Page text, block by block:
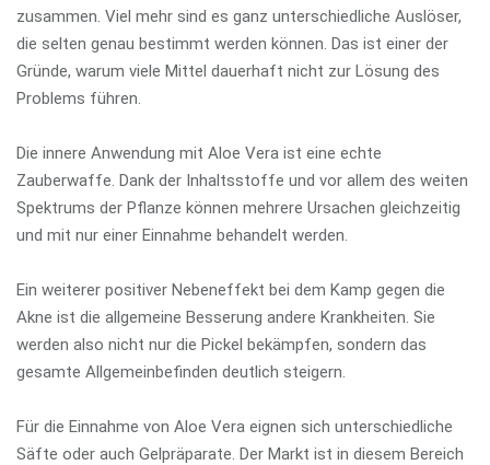
zusammen. Viel mehr sind es ganz unterschiedliche Auslöser,
die selten genau bestimmt werden können. Das ist einer der
Gründe, warum viele Mittel dauerhaft nicht zur Lösung des
Problems führen.
Die innere Anwendung mit Aloe Vera ist eine echte
Zauberwaffe. Dank der Inhaltsstoffe und vor allem des weiten
Spektrums der Pflanze können mehrere Ursachen gleichzeitig
und mit nur einer Einnahme behandelt werden.
Ein weiterer positiver Nebeneffekt bei dem Kamp gegen die
Akne ist die allgemeine Besserung andere Krankheiten. Sie
werden also nicht nur die Pickel bekämpfen, sondern das
gesamte Allgemeinbefinden deutlich steigern.
Für die Einnahme von Aloe Vera eignen sich unterschiedliche
Säfte oder auch Gelpräparate. Der Markt ist in diesem Bereich